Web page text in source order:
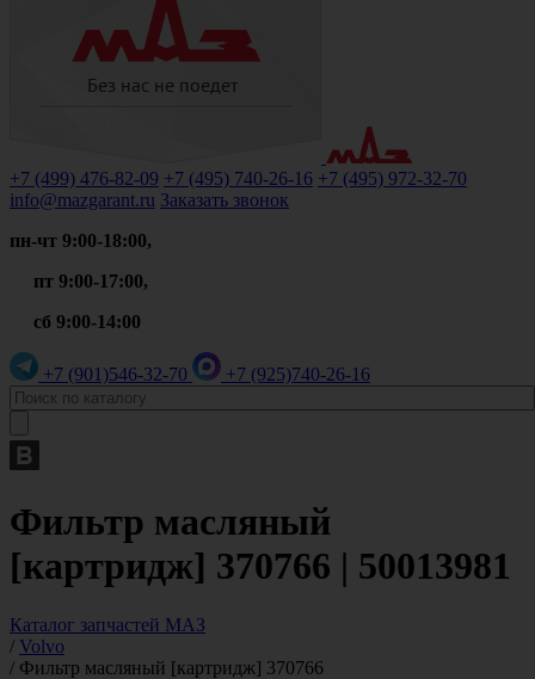
+7 (499) 476-82-09 +7 (495) 740-26-16 +7 (495) 972-32-70
info@mazgarant.ru Заказать звонок
пн-чт 9:00-18:00,
пт 9:00-17:00,
сб 9:00-14:00
+7 (901)546-32-70 +7 (925)740-26-16
Фильтр масляный
[картридж] 370766 | 50013981
Каталог запчастей МАЗ
/ Volvo
/ Фильтр масляный [картридж] 370766